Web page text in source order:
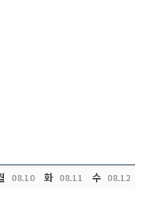
08.10 화 08.11 수 08.12